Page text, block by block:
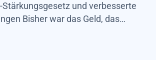
und verbesserte
Bisher war das Geld, das
den Krankenkassen zur